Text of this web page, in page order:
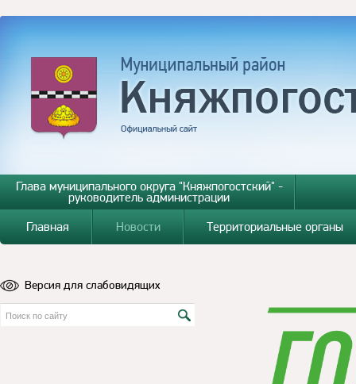
Глава муниципального округа "Княжпогостский" -
руководитель администрации
Главная
Новости Территориальные органы
Версия для слабовидящих